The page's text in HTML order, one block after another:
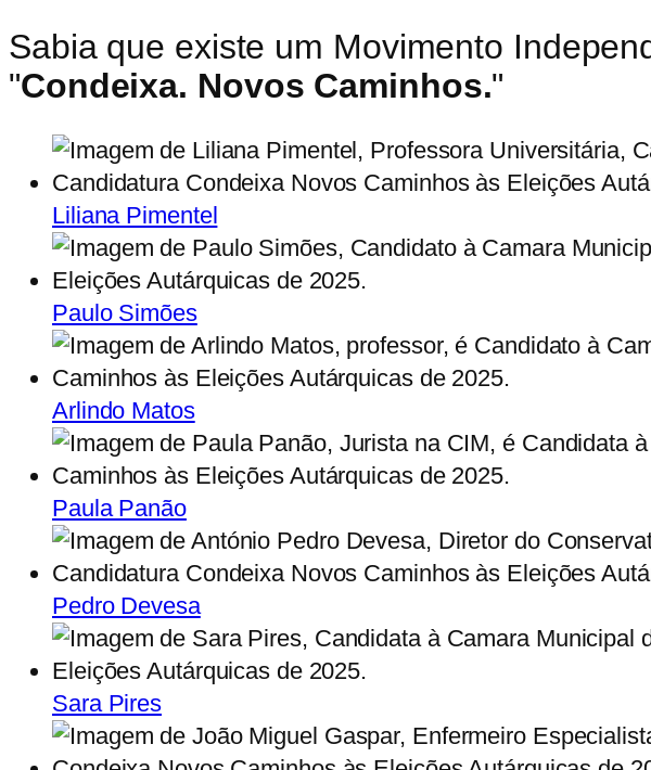
Sabia que existe um Movimento
"Condeixa. Novos Caminhos."
Liliana Pimentel
Paulo Simões
Arlindo Matos
Paula Panão
Pedro Devesa
Sara Pires